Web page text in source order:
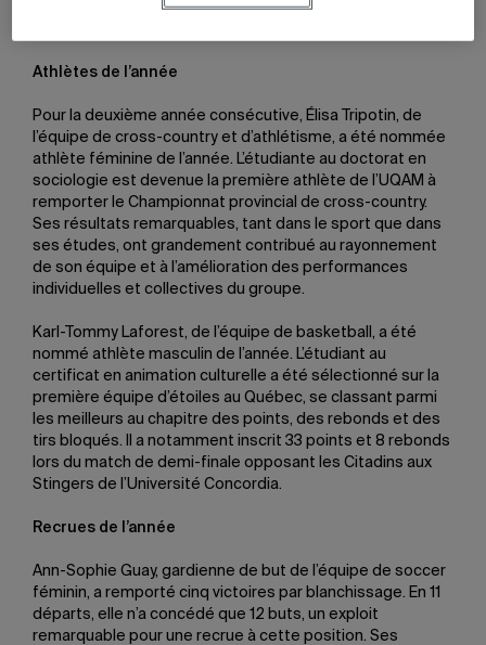
académique Johanne Grenier ont prononcé une allocution
Athlètes de l’année
Pour la deuxième année consécutive, Élisa Tripotin, de
l’équipe de cross-country et d’athlétisme, a été nommée
athlète féminine de l’année. L’étudiante au doctorat en
sociologie est devenue la première athlète de l’UQAM à
remporter le Championnat provincial de cross-country.
Ses résultats remarquables, tant dans le sport que dans
ses études, ont grandement contribué au rayonnement
de son équipe et à l’amélioration des performances
individuelles et collectives du groupe.
Karl-Tommy Laforest, de l’équipe de basketball, a été
nommé athlète masculin de l’année. L’étudiant au
certificat en animation culturelle a été sélectionné sur la
première équipe d’étoiles au Québec, se classant parmi
les meilleurs au chapitre des points, des rebonds et des
tirs bloqués. Il a notamment inscrit 33 points et 8 rebonds
lors du match de demi-finale opposant les Citadins aux
Stingers de l’Université Concordia.
Recrues de l’année
Ann-Sophie Guay, gardienne de but de l’équipe de soccer
féminin, a remporté cinq victoires par blanchissage. En 11
départs, elle n’a concédé que 12 buts, un exploit
remarquable pour une recrue à cette position. Ses